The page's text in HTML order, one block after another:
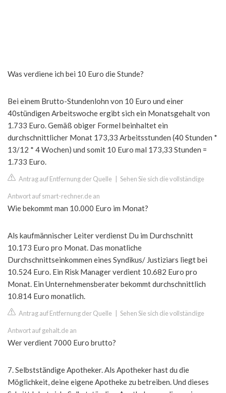
Was verdiene ich bei 10 Euro die Stunde?
Bei einem Brutto-Stundenlohn von 10 Euro und einer
40stündigen Arbeitswoche ergibt sich ein Monatsgehalt von
1.733 Euro. Gemäß obiger Formel beinhaltet ein
durchschnittlicher Monat 173,33 Arbeitsstunden (40 Stunden *
13/12 * 4 Wochen) und somit 10 Euro mal 173,33 Stunden =
1.733 Euro.
Antrag auf Entfernung der Quelle Sehen Sie sich die vollständige
Antwort auf smart-rechner.de an
Wie bekommt man 10.000 Euro im Monat?
Als kaufmännischer Leiter verdienst Du im Durchschnitt
10.173 Euro pro Monat. Das monatliche
Durchschnittseinkommen eines Syndikus/ Justiziars liegt bei
10.524 Euro. Ein Risk Manager verdient 10.682 Euro pro
Monat. Ein Unternehmensberater bekommt durchschnittlich
10.814 Euro monatlich.
Antrag auf Entfernung der Quelle Sehen Sie sich die vollständige
Antwort auf gehalt.de an
Wer verdient 7000 Euro brutto?
7. Selbstständige Apotheker. Als Apotheker hast du die
Möglichkeit, deine eigene Apotheke zu betreiben. Und dieses